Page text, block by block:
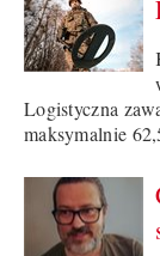
Logistyczna
maksymalnie